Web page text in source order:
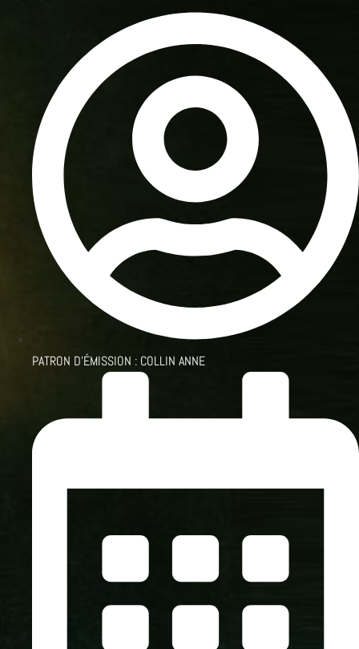
PATRON D'ÉMISSION : COLLIN ANNE